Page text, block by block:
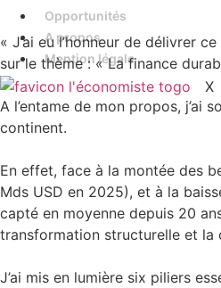
Opportunités
A propos
Mention légale
X
« J’ai eu l’honneur de délivrer
sur le thème : « La finance
A l’entame de mon propos, j’ai
continent.
En effet, face à la montée des
Mds USD en 2025), et à la
capté en moyenne depuis 20
transformation structurelle et la
J’ai mis en lumière six piliers